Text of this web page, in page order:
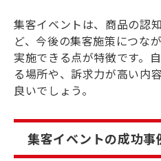
集客イベントは、商品の認
ど、今後の集客施策につな
実施できる点が特徴です。
る場所や、訴求力が高い内
良いでしょう。
集客イベントの成功事